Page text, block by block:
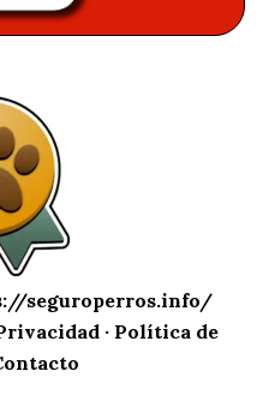
seguroperros.info/
· Política de